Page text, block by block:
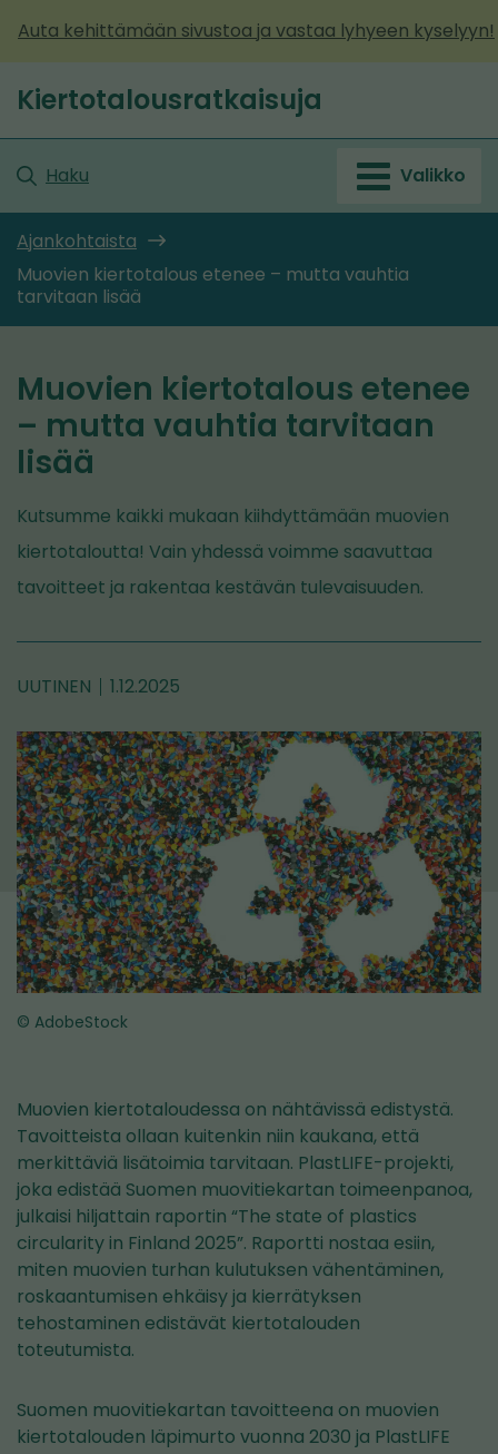
sisältöön
Auta kehittämään sivustoa ja vastaa lyhyeen kyselyyn!
Etusivu
Kiertotalousratkaisuja
Haku Valikko
Ajankohtaista
Muovien kiertotalous etenee – mutta vauhtia
tarvitaan lisää
Muovien kiertotalous etenee
– mutta vauhtia tarvitaan
lisää
Kutsumme kaikki mukaan kiihdyttämään muovien
kiertotaloutta! Vain yhdessä voimme saavuttaa
tavoitteet ja rakentaa kestävän tulevaisuuden.
UUTINEN 1.12.2025
© AdobeStock
Muovien kiertotaloudessa on nähtävissä edistystä.
Tavoitteista ollaan kuitenkin niin kaukana, että
merkittäviä lisätoimia tarvitaan. PlastLIFE-projekti,
joka edistää Suomen muovitiekartan toimeenpanoa,
julkaisi hiljattain raportin “The state of plastics
circularity in Finland 2025”. Raportti nostaa esiin,
miten muovien turhan kulutuksen vähentäminen,
roskaantumisen ehkäisy ja kierrätyksen
tehostaminen edistävät kiertotalouden
toteutumista.
Suomen muovitiekartan tavoitteena on muovien
kiertotalouden läpimurto vuonna 2030 ja PlastLIFE